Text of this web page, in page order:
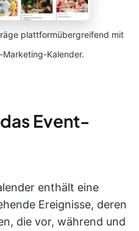
plattformübergreifend mit
Kalender.
Event-
enthält eine
Ereignisse, deren
die vor, während und